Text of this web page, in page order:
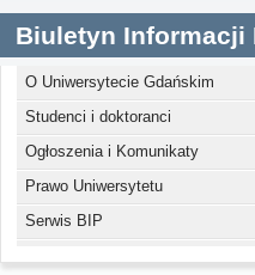
Biuletyn Informacji
O Uniwersytecie Gdańskim
Studenci i doktoranci
Ogłoszenia i Komunikaty
Prawo Uniwersytetu
Serwis BIP